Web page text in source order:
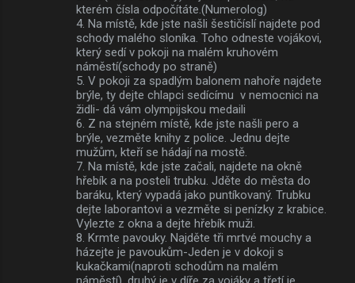
kterém čísla odpočítáte.(Numerolog)
4. Na místě, kde jste našli šestičíslí najdete pod
schody malého sloníka. Toho odneste vojákovi,
který sedí v pokoji na malém kruhovém
náměstí(schody po straně)
5. V pokoji za spadlým balonem nahoře najdete
brýle, ty dejte chlapci sedícímu v nemocnici na
židli- dá vám olympijskou medaili
6. Z na stejném místě, kde jste našli pero a
brýle, vezměte knihy z police. Jednu dejte
mužům, kteří se hádají na mostě.
7. Na místě, kde jste začali, najdete na okně
hřebík a na posteli trubku. Jděte do města do
baráku, který vypadá jako puntíkovaný. Trubku
dejte laborantovi a vezměte si penízky z krabice.
Vylezte z okna a dejte hřebík muži.
8. Krmte pavouky. Najděte tři mrtvé mouchy a
házejte je pavoukům-Jeden je v dokoji s
kukačkami(naproti schodům na malém